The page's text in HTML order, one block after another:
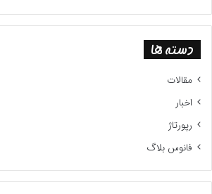
دسته ها
مقالات
اخبار
رپورتاژ
فانوس بلاگ